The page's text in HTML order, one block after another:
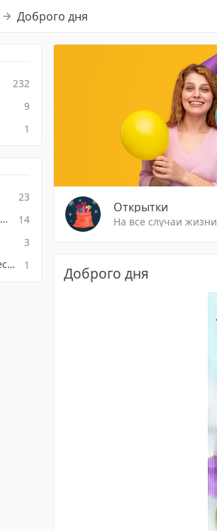
Доброго дня
232
9
1
23
Добрый зимний день
14
3
С Рождеством Пресвятой Богородицы
1
Открытки
На все случаи жизни
Доброго дня